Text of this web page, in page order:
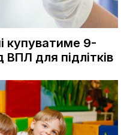
купуватиме 9-
ВПЛ для підлітків